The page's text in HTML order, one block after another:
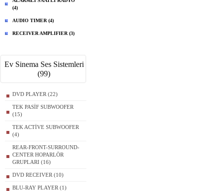
(4)
AUDIO TIMER (4)
RECEIVER AMPLIFIER (3)
Ev Sinema Ses Sistemleri
(99)
DVD PLAYER (22)
TEK PASİF SUBWOOFER
(15)
TEK ACTİVE SUBWOOFER
(4)
REAR-FRONT-SURROUND-
CENTER HOPARLÖR
GRUPLARI (16)
DVD RECEIVER (10)
BLU-RAY PLAYER (1)